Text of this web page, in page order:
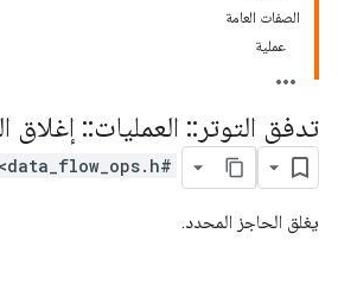
الصفات العامة
عملية
تدفق التوتر :: العمليات:: إغلاق
#include <data_flow_ops.h>
يغلق الحاجز المحدد.